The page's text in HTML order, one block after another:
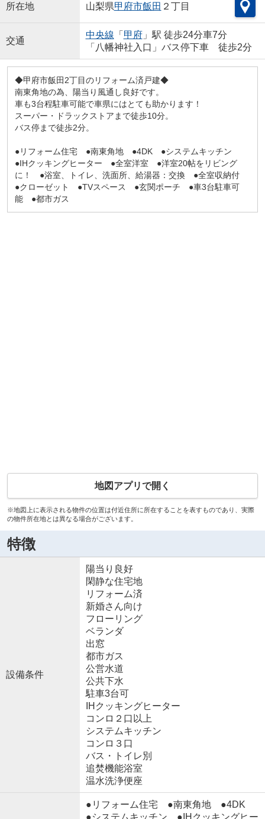
所在地 山梨県甲府市飯田 ２丁目
交通
中央線 「 甲府」駅 徒歩24分車7分
「八幡神社入口」バス停下車 徒歩2分
◆甲府市飯田2丁目のリフォーム済戸建◆
南東角地の為、陽当り風通し良好です。
車も3台程駐車可能で車県にはとても助かります！
スーパー・ドラックストアまで徒歩10分。
バス停まで徒歩2分。
●リフォーム住宅 ●南東角地 ●4DK ●システムキッチン
●IHクッキングヒーター ●全室洋室 ●洋室20帖をリビング
に！ ●浴室、トイレ、洗面所、給湯器：交換 ●全室収納付
●クローゼット ●TVスペース ●玄関ポーチ ●車3台駐車可
能 ●都市ガス
地図アプリで開く
※地図上に表示される物件の位置は付近住所に所在することを表すものであり、実際
の物件所在地とは異なる場合がございます。
特徴
設備条件
陽当り良好
閑静な住宅地
リフォーム済
新婚さん向け
フローリング
ベランダ
出窓
都市ガス
公営水道
公共下水
駐車3台可
IHクッキングヒーター
コンロ２口以上
システムキッチン
コンロ３口
バス・トイレ別
追焚機能浴室
温水洗浄便座
●リフォーム住宅 ●南東角地 ●4DK